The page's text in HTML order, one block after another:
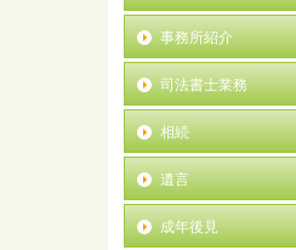
事務所紹介
司法書士業務
相続
遺言
成年後見